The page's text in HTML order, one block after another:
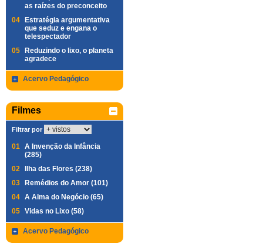
as raízes do preconceito
04
Estratégia argumentativa
que seduz e engana o
telespectador
05
Reduzindo o lixo, o planeta
agradece
Acervo Pedagógico
Filmes
Filtrar por
01 A Invenção da Infância
(285)
02
Ilha das Flores (238)
03
Remédios do Amor (101)
04 A Alma do Negócio (65)
05 Vidas no Lixo (58)
Acervo Pedagógico